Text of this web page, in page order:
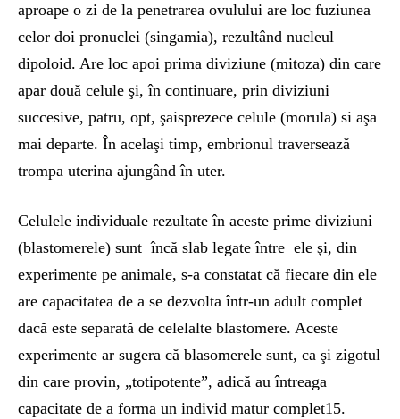
aproape o zi de la penetrarea ovulului are loc fuziunea
celor doi pronuclei (singamia), rezultând nucleul
dipoloid. Are loc apoi prima diviziune (mitoza) din care
apar două celule şi, în continuare, prin diviziuni
succesive, patru, opt, şaisprezece celule (morula) si aşa
mai departe. În acelaşi timp, embrionul traversează
trompa uterina ajungând în uter.
Celulele individuale rezultate în aceste prime diviziuni
(blastomerele) sunt încă slab legate între ele şi, din
experimente pe animale, s-a constatat că fiecare din ele
are capacitatea de a se dezvolta într-un adult complet
dacă este separată de celelalte blastomere. Aceste
experimente ar sugera că blasomerele sunt, ca şi zigotul
din care provin, „totipotente”, adică au întreaga
capacitate de a forma un individ matur complet15.